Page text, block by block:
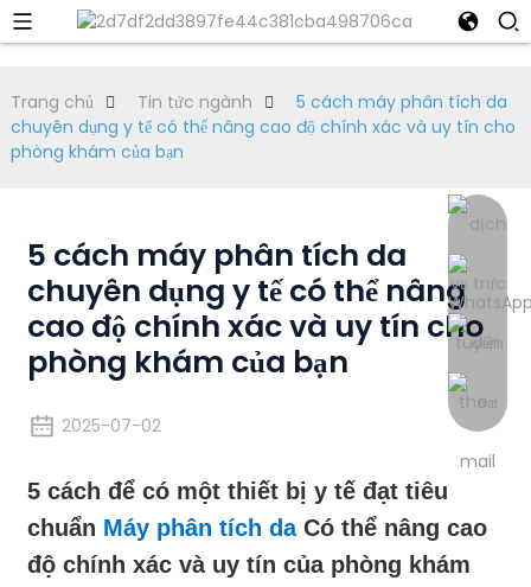
Trang chủ Tin tức ngành
5 cách máy phân tích da
chuyên dụng y tế có thể nâng cao độ chính xác và uy tín cho
phòng khám của bạn
5 cách máy phân tích da
chuyên dụng y tế có thể nâng
cao độ chính xác và uy tín cho
phòng khám của bạn
2025-07-02
5 cách để có một thiết bị y tế đạt tiêu
chuẩn Máy phân tích daCó thể nâng cao
độ chính xác và uy tín của phòng khám